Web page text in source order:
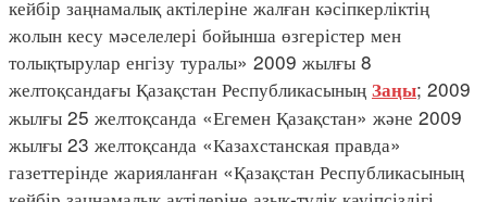
кейбір заңнамалық актілеріне жалған кәсіпкерліктің
жолын кесу мәселелері бойынша өзгерістер мен
толықтырулар енгізу туралы» 2009 жылғы 8
желтоқсандағы Қазақстан Республикасының Заңы; 2009
жылғы 25 желтоқсанда «Егемен Қазақстан» және 2009
жылғы 23 желтоқсанда «Казахстанская правда»
газеттерінде жарияланған «Қазақстан Республикасының